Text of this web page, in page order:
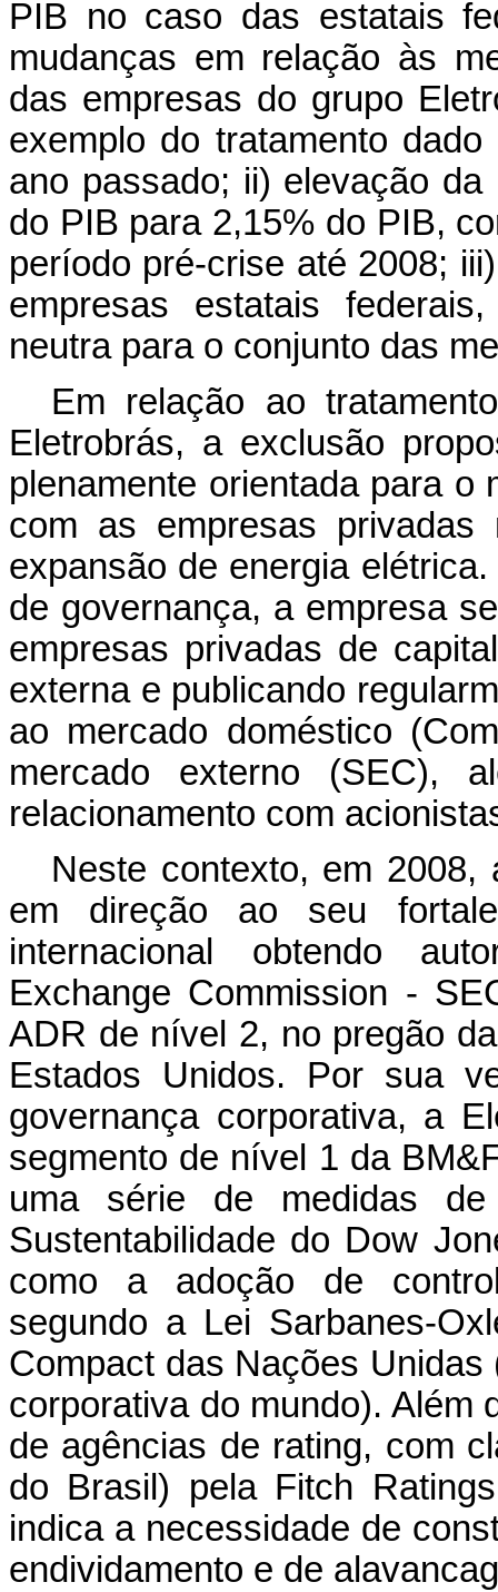
PIB no caso das estatais
mudanças em relação às
das empresas do grupo
exemplo do tratamento
ano passado; ii) elevação
do PIB para 2,15% do PIB,
período pré-crise até 2008;
empresas estatais
neutra para o conjunto das
Em relação ao
Eletrobrás, a exclusão
plenamente orientada para o
com as empresas
expansão de energia
de governança, a empresa
empresas privadas de
externa e publicando
ao mercado doméstico
mercado externo (SEC),
relacionamento com
Neste contexto, em 2008,
em direção ao seu
internacional obtendo
Exchange Commission -
ADR de nível 2, no pregão
Estados Unidos. Por sua
governança corporativa, a
segmento de nível 1 da
uma série de medidas
Sustentabilidade do Dow
como a adoção de
segundo a Lei Sarbanes-
Compact das Nações
corporativa do mundo). Além
de agências de rating, com
do Brasil) pela Fitch
indica a necessidade de
endividamento e de